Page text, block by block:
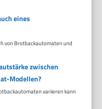
eines
von Brotbackautomaten und
zwischen
Modellen?
variieren kann